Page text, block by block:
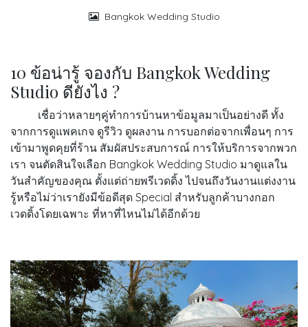
Bangkok Wedding Studio
10 ข้อน่ารู้ จองกับ Bangkok Wedding
Studio ดียังไง ?
เชื่อว่าหลายๆคู่ทำการบ้านหาข้อมูลมาเป็นอย่างดี ทั้ง
จากการดูแพคเกจ ดูรีวิว ดูผลงาน การบอกต่อจากเพื่อนๆ การ
เข้ามาพูดคุยที่ร้าน สัมผัสประสบการณ์ การให้บริการจากพวก
เรา จนตัดสินใจเลือก Bangkok Wedding Studio มาดูแลใน
วันสำคัญของคุณ ตั้งแต่ถ่ายพรีเวดดิ้ง ไปจนถึงวันงานแต่งงาน
รู้หรือไม่ว่าเรายังมีข้อดีสุด Special สำหรับลูกค้าบางกอก
เวดดิ้งโดยเฉพาะ ที่หาที่ไหนไม่ได้อีกด้วย